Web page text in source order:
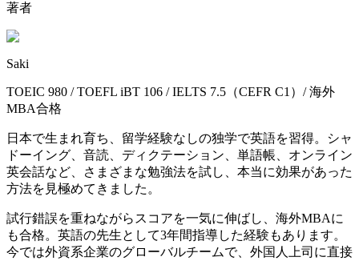
著者
Saki
TOEIC 980 / TOEFL iBT 106 / IELTS 7.5（CEFR C1）/ 海外
MBA合格
日本で生まれ育ち、留学経験なしの独学で英語を習得。シャ
ドーイング、音読、ディクテーション、単語帳、オンライン
英会話など、さまざまな勉強法を試し、本当に効果があった
方法を見極めてきました。
試行錯誤を重ねながらスコアを一気に伸ばし、海外MBAに
も合格。英語の先生として3年間指導した経験もあります。
今では外資系企業のグローバルチームで、外国人上司に直接